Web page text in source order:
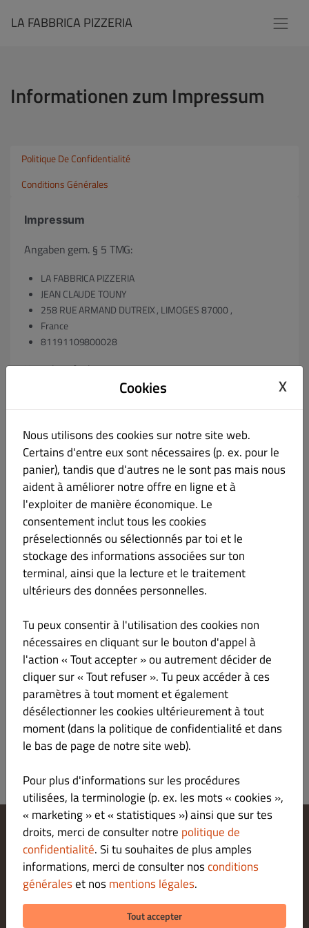
LA FABBRICA PIZZERIA
Informationen zum Impressum
Politique De Confidentialité
Conditions Générales
Impressum
Angaben gem. § 5 TMG:
LA FABBRICA PIZZERIA
JEAN CLAUDE TOUNY
258 RUE ARMAND DUTREIX , LIMOGES 87000 ,
France
81191109800028
Kontaktaufnahme
jca.touny@gmail.com
ggf. Registergericht & Registernummer
Limoges
ggf. Umsatzsteuer-Identifikationsnummer gem. § 27 a
Umsatzsteuergesetz:
VAT: FR62811911098
ggf. Geschäftsführer:
JEAN CLAUDE TOUNY
Verantwortlicher gemäß § 55 Abs.2 RStV
Plattform der EU-Kommission zur Online-
Streitbeilegung:
https://ec.europa.eu/consumers/odr/main/index.cfm
Modifier les paramètres relatifs aux cookies
Contactez-nous
Politique De Confidentialité
Conditions Générales
Legal notice
Cookies X
Nous utilisons des cookies sur notre site web.
Certains d'entre eux sont nécessaires (p. ex. pour le
panier), tandis que d'autres ne le sont pas mais nous
aident à améliorer notre offre en ligne et à
l'exploiter de manière économique. Le
consentement inclut tous les cookies
préselectionnés ou sélectionnés par toi et le
stockage des informations associées sur ton
terminal, ainsi que la lecture et le traitement
ultérieurs des données personnelles.
Tu peux consentir à l'utilisation des cookies non
nécessaires en cliquant sur le bouton d'appel à
l'action « Tout accepter » ou autrement décider de
cliquer sur « Tout refuser ». Tu peux accéder à ces
paramètres à tout moment et également
désélectionner les cookies ultérieurement à tout
moment (dans la politique de confidentialité et dans
le bas de page de notre site web).
Pour plus d'informations sur les procédures
utilisées, la terminologie (p. ex. les mots « cookies »,
« marketing » et « statistiques ») ainsi que sur tes
droits, merci de consulter notre politique de
confidentialité. Si tu souhaites de plus amples
informations, merci de consulter nosconditions
généraleset nosmentions légales.
Tout accepter